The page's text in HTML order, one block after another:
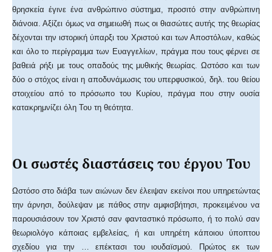
θρησκεία έγινε ένα ανθρώπινο σύστημα, προσιτό στην ανθρώπινη
διάνοια. Αξίζει όμως να σημειωθή πως οι θιασώτες αυτής της θεωρίας
δέχονται την ιστορική ύπαρξι του Χριστού και των Αποστόλων, καθώς
και όλο το περίγραμμα των Ευαγγελίων, πράγμα που τους φέρνει σε
βαθειά ρήξι με τους οπαδούς της μυθικής θεωρίας. Ωστόσο και των
δύο ο στόχος είναι η αποδυνάμωσις του υπερφυσικού, δηλ. του θείου
στοιχείου από το πρόσωπο του Κυρίου, πράγμα που στην ουσία
κατακρημνίζει όλη Του τη θεότητα.
Οι σωστές διαστάσεις του έργου Του
Ωστόσο στο διάβα των αιώνων δεν έλειψαν εκείνοι που υπηρετώντας
την άρνησι, δούλεψαν με πάθος στην αμφισβήτησι, προκειμένου να
παρουσιάσουν τον Χριστό σαν φανταστικό πρόσωπο, ή το πολύ σαν
θεωριολόγο κάποιας εμβελείας, ή και υπηρέτη κάποιου ύποπτου
σχεδίου για την … επέκτασι του ιουδαϊσμού. Πρώτος εκ των